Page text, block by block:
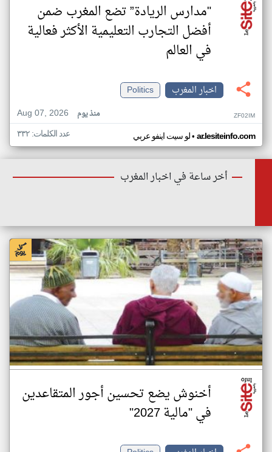
"مدارس الريادة” تضع المغرب ضمن
أفضل التجارب التعليمية الأكثر فعالية
في العالم
اخبار المغرب
Politics
Aug 07, 2026
منذ يوم ZF02IM
لو سيت اينفو عربي• ar.lesiteinfo.com عدد الكلمات: ٣٣٢
أخر ساعة في اخبار المغرب
أخنوش يضع تحسين أجور المتقاعدين
في "مالية 2027"